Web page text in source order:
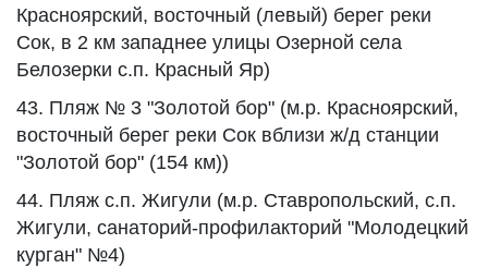
Красноярский, восточный (левый) берег реки
Сок, в 2 км западнее улицы Озерной села
Белозерки с.п. Красный Яр)
43. Пляж № 3 "Золотой бор" (м.р. Красноярский,
восточный берег реки Сок вблизи ж/д станции
"Золотой бор" (154 км))
44. Пляж с.п. Жигули (м.р. Ставропольский, с.п.
Жигули, санаторий-профилакторий "Молодецкий
курган" №4)